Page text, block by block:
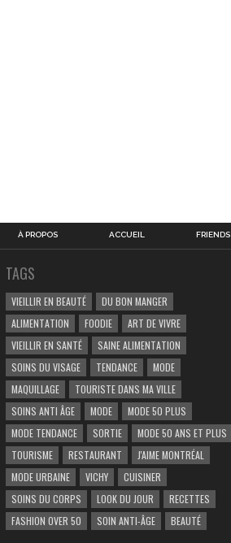
À PROPOS ACCUEIL FRIENDS
TAGS
VIEILLIR EN BEAUTÉ
DU BON MANGER
ALIMENTATION
FOODIE
ART DE VIVRE
VIEILLIR EN SANTÉ
SAINE ALIMENTATION
SOINS DU VISAGE
TENDANCE
MODE
MAQUILLAGE
TOURISTE DANS MA VILLE
SOINS ANTI ÂGE
MODE
MODE 50 PLUS
MODE TENDANCE
SORTIE
MODE 50 ANS ET PLUS
TOURISME
RESTAURANT
J'AIME MONTRÉAL
MODE URBAINE
VICHY
CUISINER
SOINS DU CORPS
LOOK DU JOUR
RECETTES
FASHION OVER 50
SOIN ANTI-ÂGE BEAUTÉ